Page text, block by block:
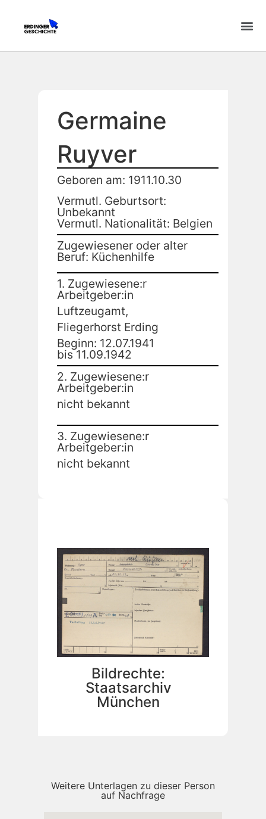
Germaine
Ruyver
Geboren am: 1911.10.30
Vermutl. Geburtsort:
Unbekannt
Vermutl. Nationalität: Belgien
Zugewiesener oder alter
Beruf: Küchenhilfe
1. Zugewiesene:r
Arbeitgeber:in
Luftzeugamt,
Fliegerhorst Erding
Beginn: 12.07.1941
bis 11.09.1942
2. Zugewiesene:r
Arbeitgeber:in
nicht bekannt
3. Zugewiesene:r
Arbeitgeber:in
nicht bekannt
Bildrechte:
Staatsarchiv
München
Weitere Unterlagen zu dieser Person
auf Nachfrage